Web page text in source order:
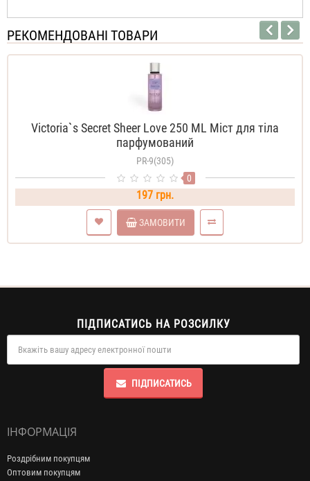
РЕКОМЕНДОВАНІ ТОВАРИ
Victoria`s Secret Sheer Love 250 ML Міст для тіла
парфумований
PR-9(305)
0
197 грн.
ЗАМОВИТИ
ПІДПИСАТИСЬ НА РОЗСИЛКУ
ПІДПИСАТИСЬ
ІНФОРМАЦІЯ
Роздрібним покупцям
Оптовим покупцям